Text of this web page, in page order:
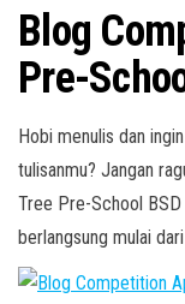
Blog
Pre-
Hobi menulis dan
tulisanmu? Jangan
Tree Pre-School BSD
berlangsung mulai dari